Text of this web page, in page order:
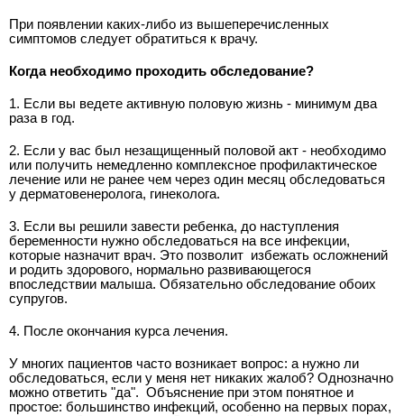
При появлении каких-либо из вышеперечисленных
симптомов следует обратиться к врачу.
Когда необходимо проходить обследование?
1. Если вы ведете активную половую жизнь - минимум два
раза в год.
2. Если у вас был незащищенный половой акт - необходимо
или получить немедленно комплексное профилактическое
лечение или не ранее чем через один месяц обследоваться
у дерматовенеролога, гинеколога.
3. Если вы решили завести ребенка, до наступления
беременности нужно обследоваться на все инфекции,
которые назначит врач. Это позволит избежать осложнений
и родить здорового, нормально развивающегося
впоследствии малыша. Обязательно обследование обоих
супругов.
4. После окончания курса лечения.
У многих пациентов часто возникает вопрос: а нужно ли
обследоваться, если у меня нет никаких жалоб? Однозначно
можно ответить "да". Объяснение при этом понятное и
простое: большинство инфекций, особенно на первых порах,